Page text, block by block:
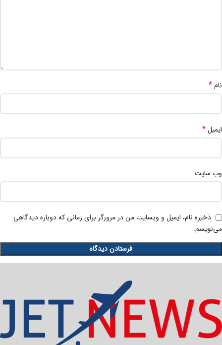
نام*
ایمیل*
وب‌ سایت
ذخیره نام، ایمیل و وبسایت من در مرورگر برای زمانی که دوباره دیدگاهی
می‌نویسم.